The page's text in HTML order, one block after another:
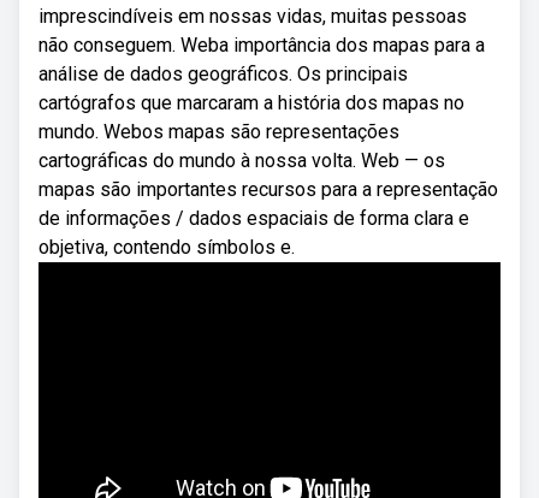
imprescindíveis em nossas vidas, muitas pessoas
não conseguem. Weba importância dos mapas para a
análise de dados geográficos. Os principais
cartógrafos que marcaram a história dos mapas no
mundo. Webos mapas são representações
cartográficas do mundo à nossa volta. Web — os
mapas são importantes recursos para a representação
de informações / dados espaciais de forma clara e
objetiva, contendo símbolos e.